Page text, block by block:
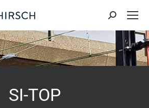
Search:
SI-TOP